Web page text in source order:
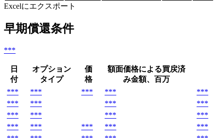
Excelにエクスポート
早期償還条件
***
日
付
オプション
タイプ
価
格
額面価格による買戻済
み金額、百万
***
*** *** ***
***
***
*** ***
***
***
*** ***
***
***
*** *** ***
***